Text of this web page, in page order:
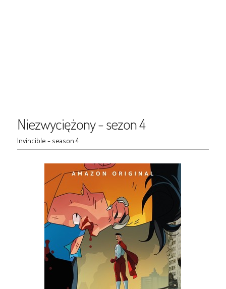
Niezwyciężony - sezon 4
Invincible - season 4